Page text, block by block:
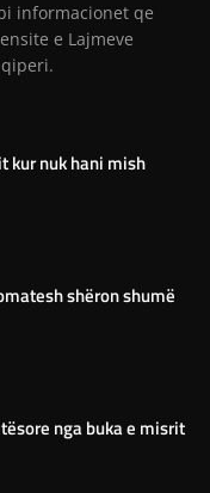
informacionet qe
e Lajmeve
kur nuk hani mish
shëron shumë
nga buka e misrit